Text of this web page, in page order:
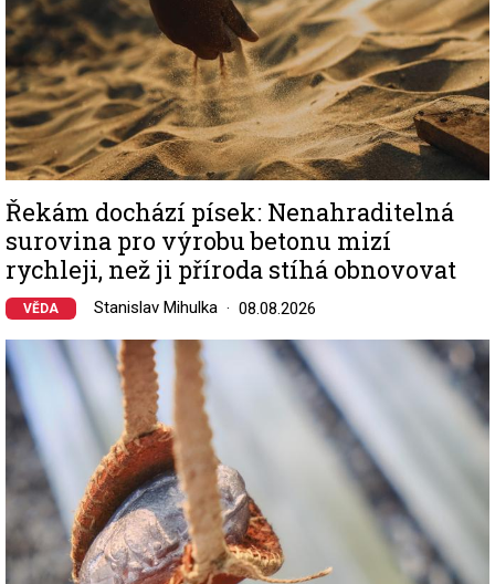
Řekám dochází písek: Nenahraditelná
surovina pro výrobu betonu mizí
rychleji, než ji příroda stíhá obnovovat
VĚDA Stanislav Mihulka 08.08.2026
Image